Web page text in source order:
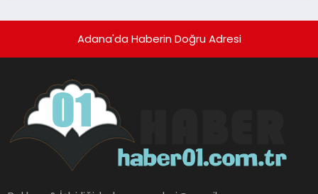
Adana'da Haberin Doğru Adresi